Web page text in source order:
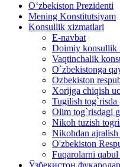
Oʻzbekiston Prezidenti
Mening Konstitutsiyam
Konsullik xizmatlari
E-navbat
Doimiy konsullik
Vaqtinchalik
O`zbekistonga
Ozbekiston
Xorijga chiqish
Tugilish tog`risda
Olim tog`risdagi
Nikoh tuzish
Nikohdan
O'zbekiston
Fuqarolarni
Ўзбекистон